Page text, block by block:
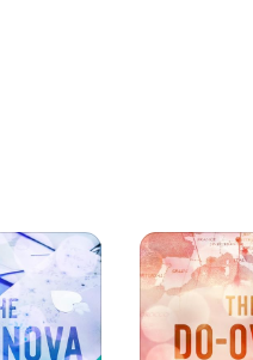
rêves... mais une
rencontré le PDG de sa
et son avenir ?